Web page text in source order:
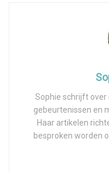
Sophie schrijft over
gebeurtenissen en
Haar artikelen
besproken worden